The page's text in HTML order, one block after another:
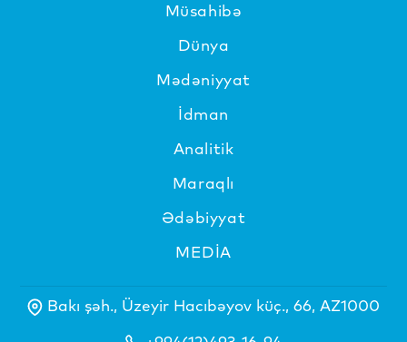
Müsahibə
Dünya
Mədəniyyat
İdman
Analitik
Maraqlı
Ədəbiyyat
MEDİA
Bakı şəh., Üzeyir Hacıbəyov küç., 66, AZ1000